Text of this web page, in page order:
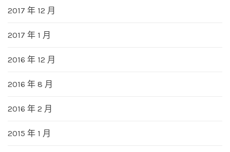
2017 年 12 月
2017 年 1 月
2016 年 12 月
2016 年 8 月
2016 年 2 月
2015 年 1 月